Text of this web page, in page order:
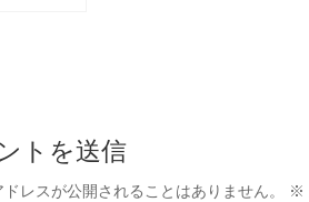
トを送信
ドレスが公開されることはありません。 ※